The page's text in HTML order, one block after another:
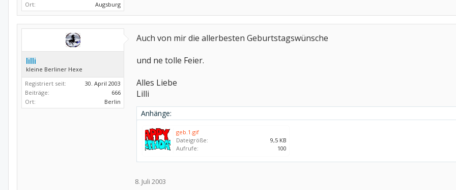
Ort:
Augsburg
lilli
kleine Berliner Hexe
Registriert seit:
30. April 2003
Beiträge:
666
Ort:
Berlin
Auch von mir die allerbesten Geburtstagswünsche
und ne tolle Feier.
Alles Liebe
Lilli
Anhänge:
geb.1.gif
Dateigröße:
9,5 KB
Aufrufe:
100
8. Juli 2003